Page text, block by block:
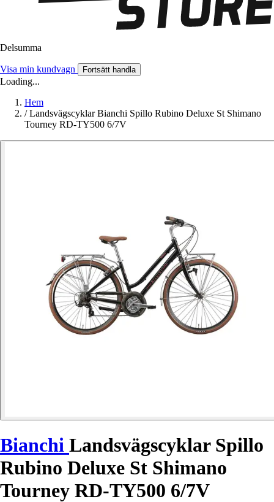
Delsumma
Visa min kundvagn Fortsätt handla
Loading...
Hem
/ Landsvägscyklar Bianchi Spillo Rubino Deluxe St Shimano
Tourney RD-TY500 6/7V
Bianchi Landsvägscyklar Spillo
Rubino Deluxe St Shimano
Tourney RD-TY500 6/7V